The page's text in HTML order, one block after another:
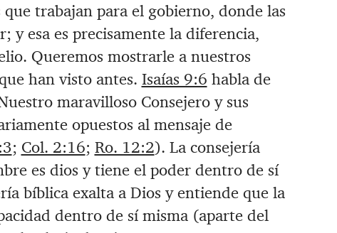
trabajan para el gobierno, donde las
y esa es precisamente la diferencia,
Queremos mostrarle a nuestros
han visto antes. Isaías 9:6 habla de
maravilloso Consejero y sus
opuestos al mensaje de
; Col. 2:16; Ro. 12:2). La consejería
es dios y tiene el poder dentro de sí
bíblica exalta a Dios y entiende que la
dentro de sí misma (aparte del